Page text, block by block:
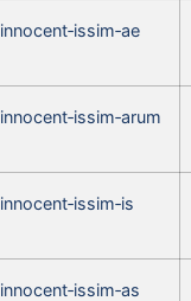
innocent‑issim‑ae
innocent‑issim‑arum
innocent‑issim‑is
innocent‑issim‑as